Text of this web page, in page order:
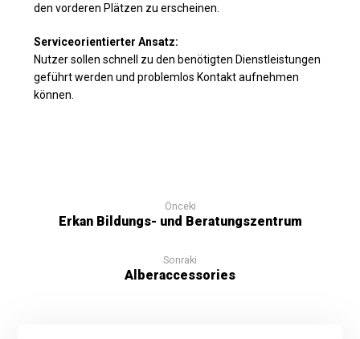
den vorderen Plätzen zu erscheinen.
Serviceorientierter Ansatz:
Nutzer sollen schnell zu den benötigten Dienstleistungen
geführt werden und problemlos Kontakt aufnehmen
können.
Önceki
Erkan Bildungs- und Beratungszentrum
Sonraki
Alberaccessories